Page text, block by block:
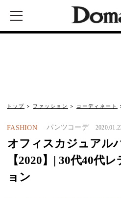
トップ ファッション コーディネート
FASHION パンツコーデ
オフィスカジュアル
【2020】| 30代40代
ョン